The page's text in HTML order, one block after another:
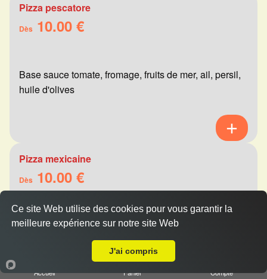
Pizza pescatore
Dès 10.00 €
Base sauce tomate, fromage, fruits de mer, ail, persil,
huile d'olives
Pizza mexicaine
Dès 10.00 €
Base sauce tomate, fromage, viande hachée,
merguez, champignons, poivrons
Accueil Panier Compte
Ce site Web utilise des cookies pour vous garantir la
meilleure expérience sur notre site Web
J'ai compris